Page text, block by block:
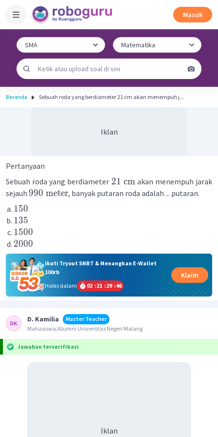
Masuk
Beranda Sebuah roda yang berdiameter 21 cm akan menempuh j...
Iklan
Pertanyaan
Sebuah roda yang berdiameter 21 cmakan menempuh jarak
sejauh 990 meter, banyak putaran roda adalah ... putaran.
150
135
1500
2000
Ikuti Tryout SNBT & Menangkan E-Wallet
100rb
Habis dalam
02 :21 :29 :46
Klaim
D. Kamilia
Master Teacher
Mahasiswa/Alumni Universitas Negeri Malang
Jawaban terverifikasi
Iklan